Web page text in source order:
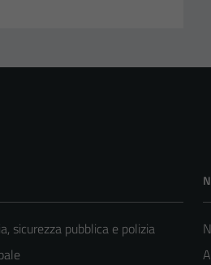
sicurezza pubblica e polizia